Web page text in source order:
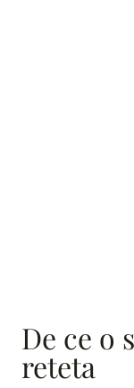
De ce o
reteta